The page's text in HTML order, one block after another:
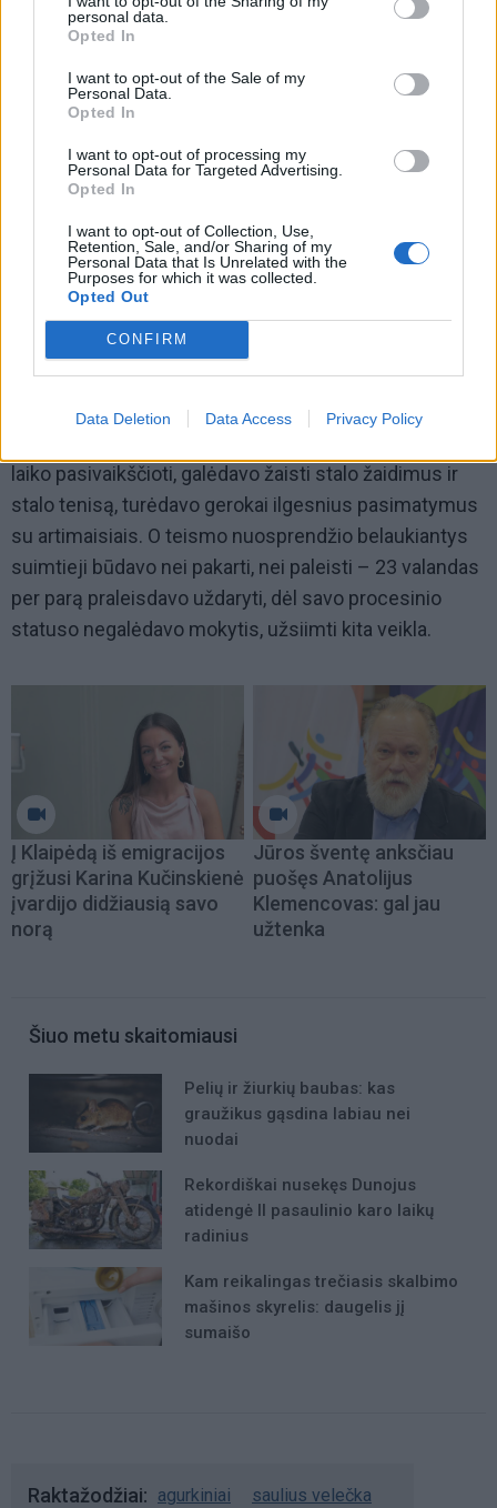
personal data.
Opted In
I want to opt-out of the Sale of my
Personal Data.
Opted In
I want to opt-out of processing my
Personal Data for Targeted Advertising.
Opted In
I want to opt-out of Collection, Use,
Retention, Sale, and/or Sharing of my
Personal Data that Is Unrelated with the
Purposes for which it was collected.
Opted Out
CONFIRM
Data Deletion Data Access Privacy Policy
prokuroras nori naują praktiką sukurti.
Kai prokurorai kalba, tai man nesuprantama, gal
penkerių metų neskaičiuokite, kad būtų bausmės
S. Velečka taip pat pažymėjo, kad suėmimo sąlygos,
kuriomis buvo laikomas jis ir kiti agurkiniai, buvo netgi
griežtesnės nei tos, kuriomis jie turėtų atlikti laisvės
atėmimo bausmę kalėjime.
„Kiek žinau žmonių, kalėjusių uždarame režime, pas
juos dešimt kartų buvo lengvesnis režimas nei pas
laiko pasivaikščioti, galėdavo žaisti stalo žaidimus ir
stalo tenisą, turėdavo gerokai ilgesnius pasimatymus
su artimaisiais. O teismo nuosprendžio belaukiantys
suimtieji būdavo nei pakarti, nei paleisti – 23 valandas
per parą praleisdavo uždaryti, dėl savo procesinio
statuso negalėdavo mokytis, užsiimti kita veikla.
Į Klaipėdą iš emigracijos
grįžusi Karina Kučinskienė
įvardijo didžiausią savo
norą
Jūros šventę anksčiau
puošęs Anatolijus
Klemencovas: gal jau
užtenka
Šiuo metu skaitomiausi
Pelių ir žiurkių baubas: kas
graužikus gąsdina labiau nei
nuodai
Rekordiškai nusekęs Dunojus
atidengė II pasaulinio karo laikų
radinius
Kam reikalingas trečiasis skalbimo
mašinos skyrelis: daugelis jį
sumaišo
Raktažodžiai agurkiniai saulius velečka